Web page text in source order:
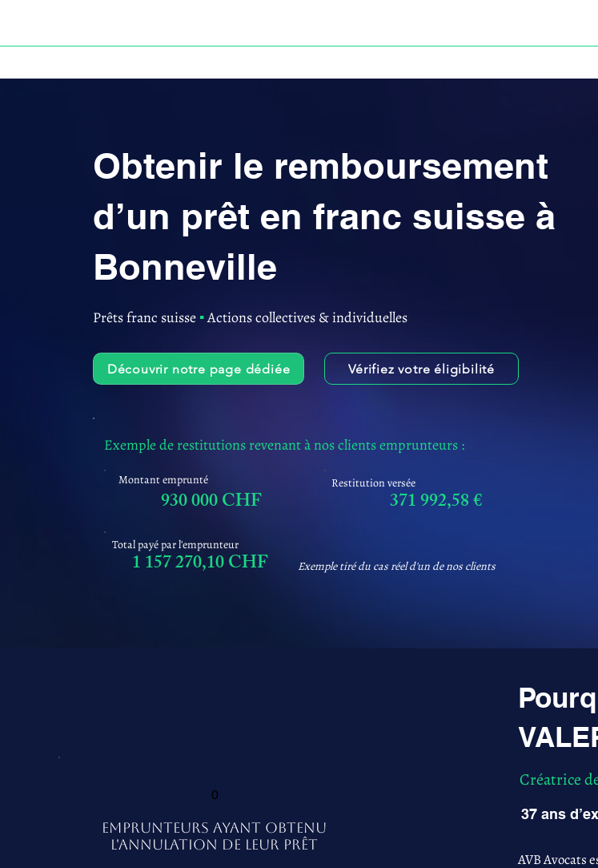
Obtenir le remboursement
d’un prêt en franc suisse à
Bonneville
Prêts franc suisse ▪︎Actions collectives & individuelles
Découvrir notre page dédiée Vérifiez votre éligibilité
Exemple de restitutions revenant à nos clients emprunteurs :
Montant emprunté
930 000 CHF
Restitution versée
371 992,58 €
Total payé par l'emprunteur
1 157 270,10 CHF Exemple tiré du cas réel d'un de nos clients
0
EMPRUNTEURS AYANT OBTENU
L'ANNULATION DE LEUR PRÊT
Créatrice
37 ans
AVB Avocats